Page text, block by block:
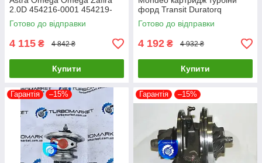
2.0D 454216-0001 454219-
0002 454219-0005
Готово до відправки
4 115 ₴ 4 842 ₴
Купити
форд Transit Duratorq
726194-0005 726194-0004
726194-0003
Готово до відправки
4 192 ₴ 4 932 ₴
Купити
Гарантія –15% Гарантія –15%